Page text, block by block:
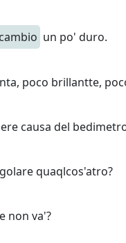
cambio un po' duro.
poco brillantte,
causa del
quaqlcos'atro?
non va'?